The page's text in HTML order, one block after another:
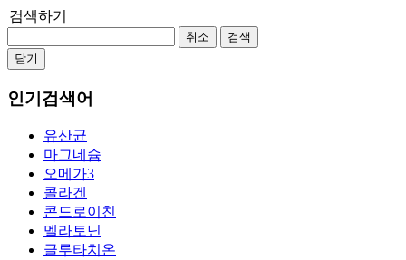
검색하기
취소
검색
닫기
인기검색어
유산균
마그네슘
오메가3
콜라겐
콘드로이친
멜라토닌
글루타치온